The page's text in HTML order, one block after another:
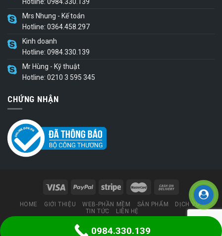
Mrs Nhung - Kế toán
Hotline: 0364.458.297
Kinh doanh
Hotline: 0984.330.139
Mr Hùng - Kỹ thuật
Hotline: 0210 3 595 345
CHỨNG NHẬN
HOME GIỚI THIỆU WEB-PHẦN MỀM SẢN PHẨM
DỊCH VỤ
TIN TỨC
LIÊN HỆ
Thiết kế webbởi congnghesohungvuong.com
0984.330.139